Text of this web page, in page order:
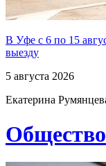
В Уфе с 6 по 15
выезду
5 августа 2026
Екатерина
Общество